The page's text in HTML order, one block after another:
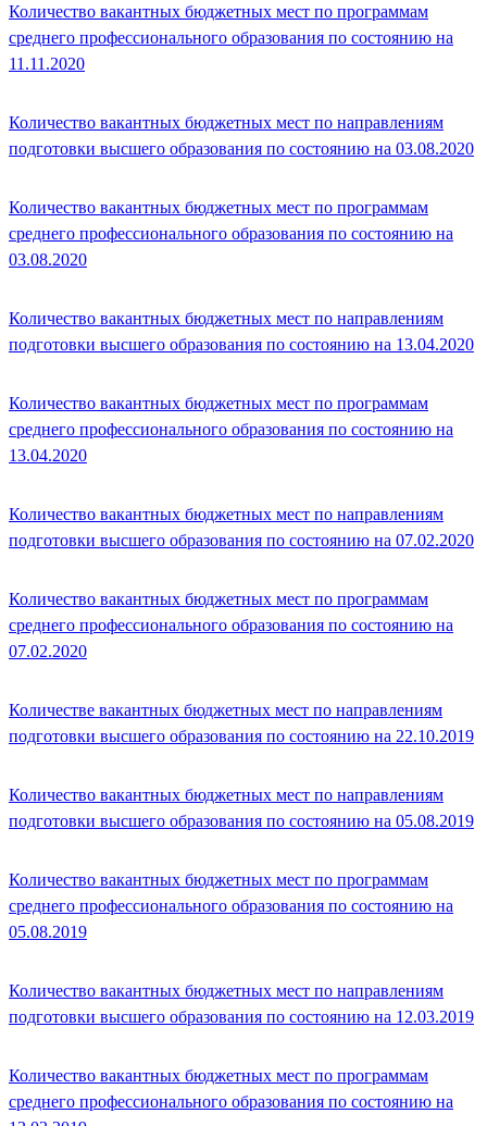
Количество вакантных бюджетных мест по программам
среднего профессионального образования по состоянию на
11.11.2020
Количество вакантных бюджетных мест по направлениям
подготовки высшего образования по состоянию на 03.08.2020
Количество вакантных бюджетных мест по программам
среднего профессионального образования по состоянию на
03.08.2020
Количество вакантных бюджетных мест по направлениям
подготовки высшего образования по состоянию на 13.04.2020
Количество вакантных бюджетных мест по программам
среднего профессионального образования по состоянию на
13.04.2020
Количество вакантных бюджетных мест по направлениям
подготовки высшего образования по состоянию на 07.02.2020
Количество вакантных бюджетных мест по программам
среднего профессионального образования по состоянию на
07.02.2020
Количестве вакантных бюджетных мест по направлениям
подготовки высшего образования по состоянию на 22.10.2019
Количество вакантных бюджетных мест по направлениям
подготовки высшего образования по состоянию на 05.08.2019
Количество вакантных бюджетных мест по программам
среднего профессионального образования по состоянию на
05.08.2019
Количество вакантных бюджетных мест по направлениям
подготовки высшего образования по состоянию на 12.03.2019
Количество вакантных бюджетных мест по программам
среднего профессионального образования по состоянию на